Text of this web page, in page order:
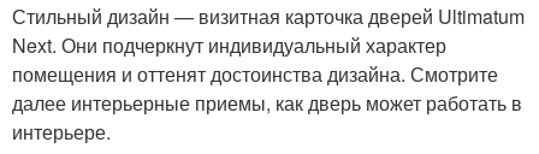
Стильный дизайн — визитная карточка дверей Ultimatum
Next. Они подчеркнут индивидуальный характер
помещения и оттенят достоинства дизайна. Смотрите
далее интерьерные приемы, как дверь может работать в
интерьере.